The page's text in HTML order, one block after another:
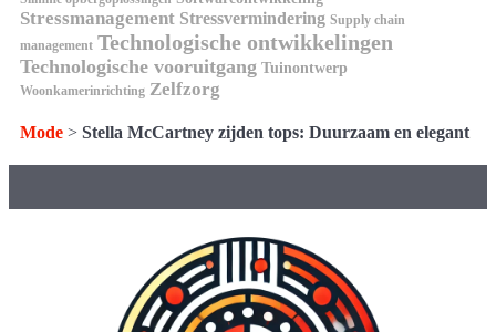
Stressmanagement Stressvermindering Supply chain
management Technologische ontwikkelingen
Technologische vooruitgang Tuinontwerp
Woonkamerinrichting Zelfzorg
Mode > Stella McCartney zijden tops: Duurzaam en elegant